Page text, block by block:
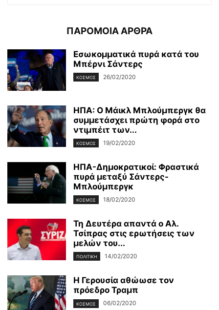
ΠΑΡΟΜΟΙΑ ΑΡΘΡΑ
Εσωκομματικά πυρά κατά του
Μπέρνι Σάντερς
ΚΌΣΜΟΣ 26/02/2020
ΗΠΑ: Ο Μάικλ Μπλούμπεργκ θα
συμμετάσχει πρώτη φορά στο
ντιμπέιτ των...
ΚΌΣΜΟΣ 19/02/2020
ΗΠΑ-Δημοκρατικοί: Φραστικά
πυρά μεταξύ Σάντερς-
Μπλούμπεργκ
ΚΌΣΜΟΣ 18/02/2020
Τη Δευτέρα απαντά ο Αλ.
Τσίπρας στις ερωτήσεις των
μελών του...
ΠΟΛΙΤΙΚΉ 14/02/2020
Η Γερουσία αθώωσε τον
πρόεδρο Τραμπ
ΚΌΣΜΟΣ 06/02/2020